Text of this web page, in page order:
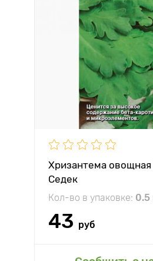
Хризантема
Седек
Кол-во в упаковке: 0.5
43 руб